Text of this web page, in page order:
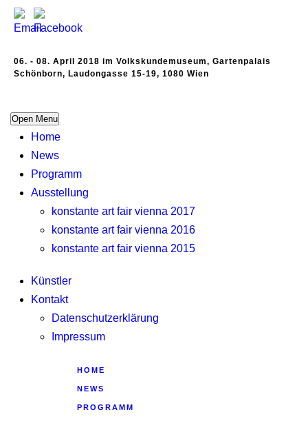
06. - 08. April 2018 im Volkskundemuseum, Gartenpalais
Schönborn, Laudongasse 15-19, 1080 Wien
Open Menu
Home
News
Programm
Ausstellung
konstante art fair vienna 2017
konstante art fair vienna 2016
konstante art fair vienna 2015
Künstler
Kontakt
Datenschutzerklärung
Impressum
HOME
NEWS
PROGRAMM